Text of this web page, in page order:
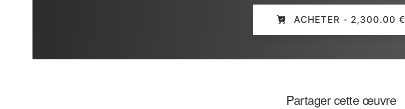
ACHETER - 2,300.00 €
Partager cette œuvre